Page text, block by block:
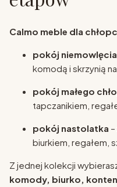
Calmo meble dla
pokój
komodą i skrzynią
pokój małego
tapczanikiem,
pokój nastolatka
biurkiem, regałem,
Z jednej kolekcji
komody, biurko,